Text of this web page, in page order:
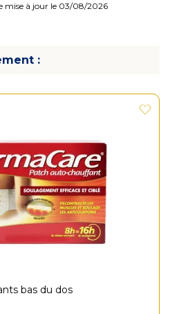
mise à jour le 03/08/2026
:
bas du dos